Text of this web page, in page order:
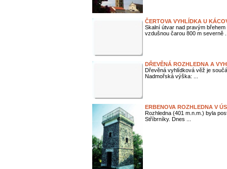
ČERTOVA VYHLÍDKA U
Skalní útvar nad pravým
vzdušnou čarou 800 m severně
DŘEVĚNÁ ROZHLEDNA A
Dřevěná vyhlídková věž je
Nadmořská výška: ...
ERBENOVA ROZHLEDNA V
Rozhledna (401 m.n.m.) byla
Stříbrníky. Dnes ...